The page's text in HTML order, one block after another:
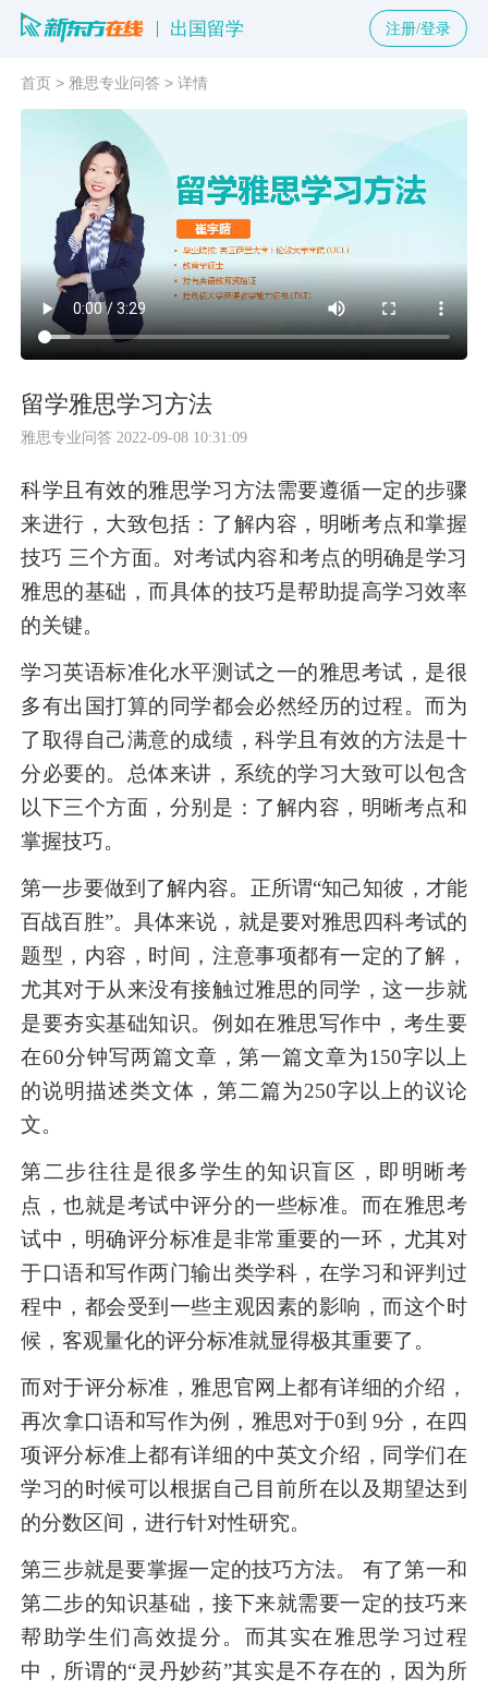
出国留学 注册/登录
首页 > 雅思专业问答 >详情
留学雅思学习方法
雅思专业问答 2022-09-08 10:31:09
科学且有效的雅思学习方法需要遵循一定的步骤
来进行，大致包括：了解内容，明晰考点和掌握
技巧 三个方面。对考试内容和考点的明确是学习
雅思的基础，而具体的技巧是帮助提高学习效率
的关键。
学习英语标准化水平测试之一的雅思考试，是很
多有出国打算的同学都会必然经历的过程。而为
了取得自己满意的成绩，科学且有效的方法是十
分必要的。总体来讲，系统的学习大致可以包含
以下三个方面，分别是：了解内容，明晰考点和
掌握技巧。
第一步要做到了解内容。正所谓“知己知彼，才能
百战百胜”。具体来说，就是要对雅思四科考试的
题型，内容，时间，注意事项都有一定的了解，
尤其对于从来没有接触过雅思的同学，这一步就
是要夯实基础知识。例如在雅思写作中，考生要
在60分钟写两篇文章，第一篇文章为150字以上
的说明描述类文体，第二篇为250字以上的议论
文。
第二步往往是很多学生的知识盲区，即明晰考
点，也就是考试中评分的一些标准。而在雅思考
试中，明确评分标准是非常重要的一环，尤其对
于口语和写作两门输出类学科，在学习和评判过
程中，都会受到一些主观因素的影响，而这个时
候，客观量化的评分标准就显得极其重要了。
而对于评分标准，雅思官网上都有详细的介绍，
再次拿口语和写作为例，雅思对于0到 9分，在四
项评分标准上都有详细的中英文介绍，同学们在
学习的时候可以根据自己目前所在以及期望达到
的分数区间，进行针对性研究。
第三步就是要掌握一定的技巧方法。 有了第一和
第二步的知识基础，接下来就需要一定的技巧来
帮助学生们高效提分。而其实在雅思学习过程
中，所谓的“灵丹妙药”其实是不存在的，因为所